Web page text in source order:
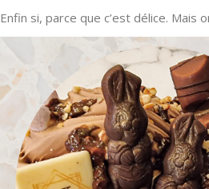
Enfin si, parce que c’est délice. Mais